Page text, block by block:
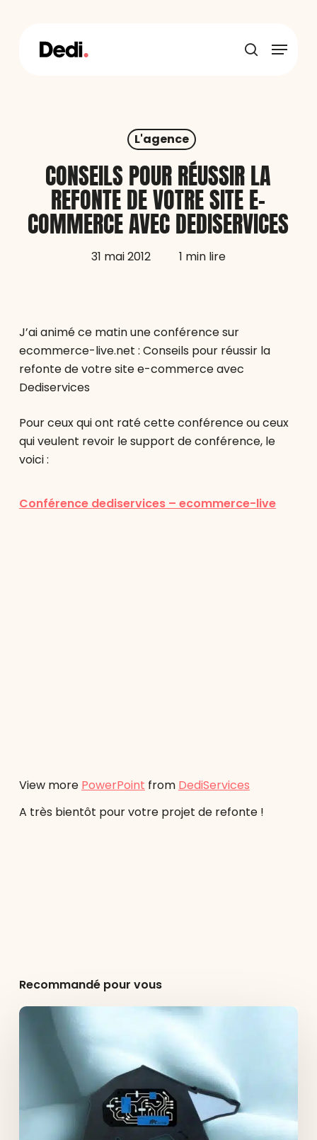
recherche
Menu
L'agence
CONSEILS POUR RÉUSSIR LA
REFONTE DE VOTRE SITE E-
COMMERCE AVEC DEDISERVICES
31 mai 2012 1 min lire
J’ai animé ce matin une conférence sur
ecommerce-live.net : Conseils pour réussir la
refonte de votre site e-commerce avec
Dediservices
Pour ceux qui ont raté cette conférence ou ceux
qui veulent revoir le support de conférence, le
voici :
Conférence dediservices – ecommerce-live
View more PowerPoint from DediServices
A très bientôt pour votre projet de refonte !
Recommandé pour vous
Agence
Maison